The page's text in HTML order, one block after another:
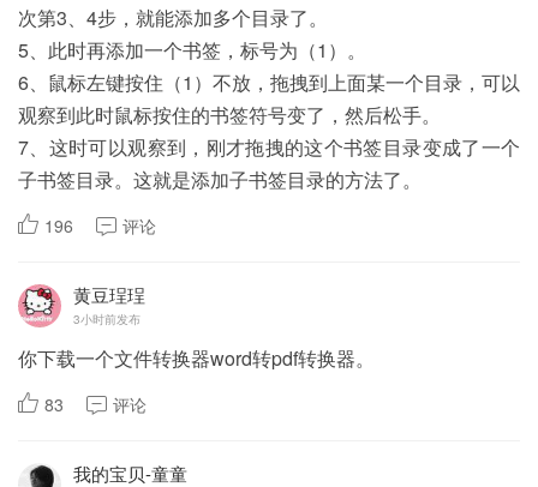
次第3、4步，就能添加多个目录了。
5、此时再添加一个书签，标号为（1）。
6、鼠标左键按住（1）不放，拖拽到上面某一个目录，可以
观察到此时鼠标按住的书签符号变了，然后松手。
7、这时可以观察到，刚才拖拽的这个书签目录变成了一个
子书签目录。这就是添加子书签目录的方法了。
196 评论
黄豆珵珵
3小时前发布
你下载一个文件转换器word转pdf转换器。
83 评论
我的宝贝-童童